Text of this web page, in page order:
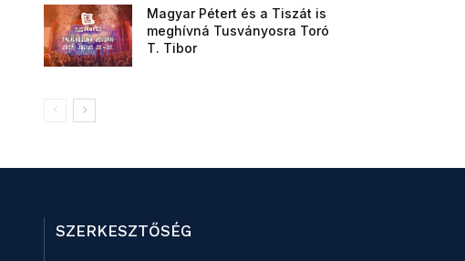
Magyar Pétert és a Tiszát is
meghívná Tusványosra Toró
T. Tibor
SZERKESZTŐSÉG